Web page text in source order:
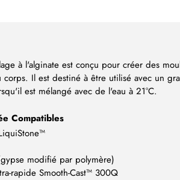
à l'alginate est conçu pour créer des
corps. Il est destiné à être utilisé avec un
est mélangé avec de l'eau à 21°C.
Compatibles
modifié par polymère)
rapide Smooth-Cast™ 300Q